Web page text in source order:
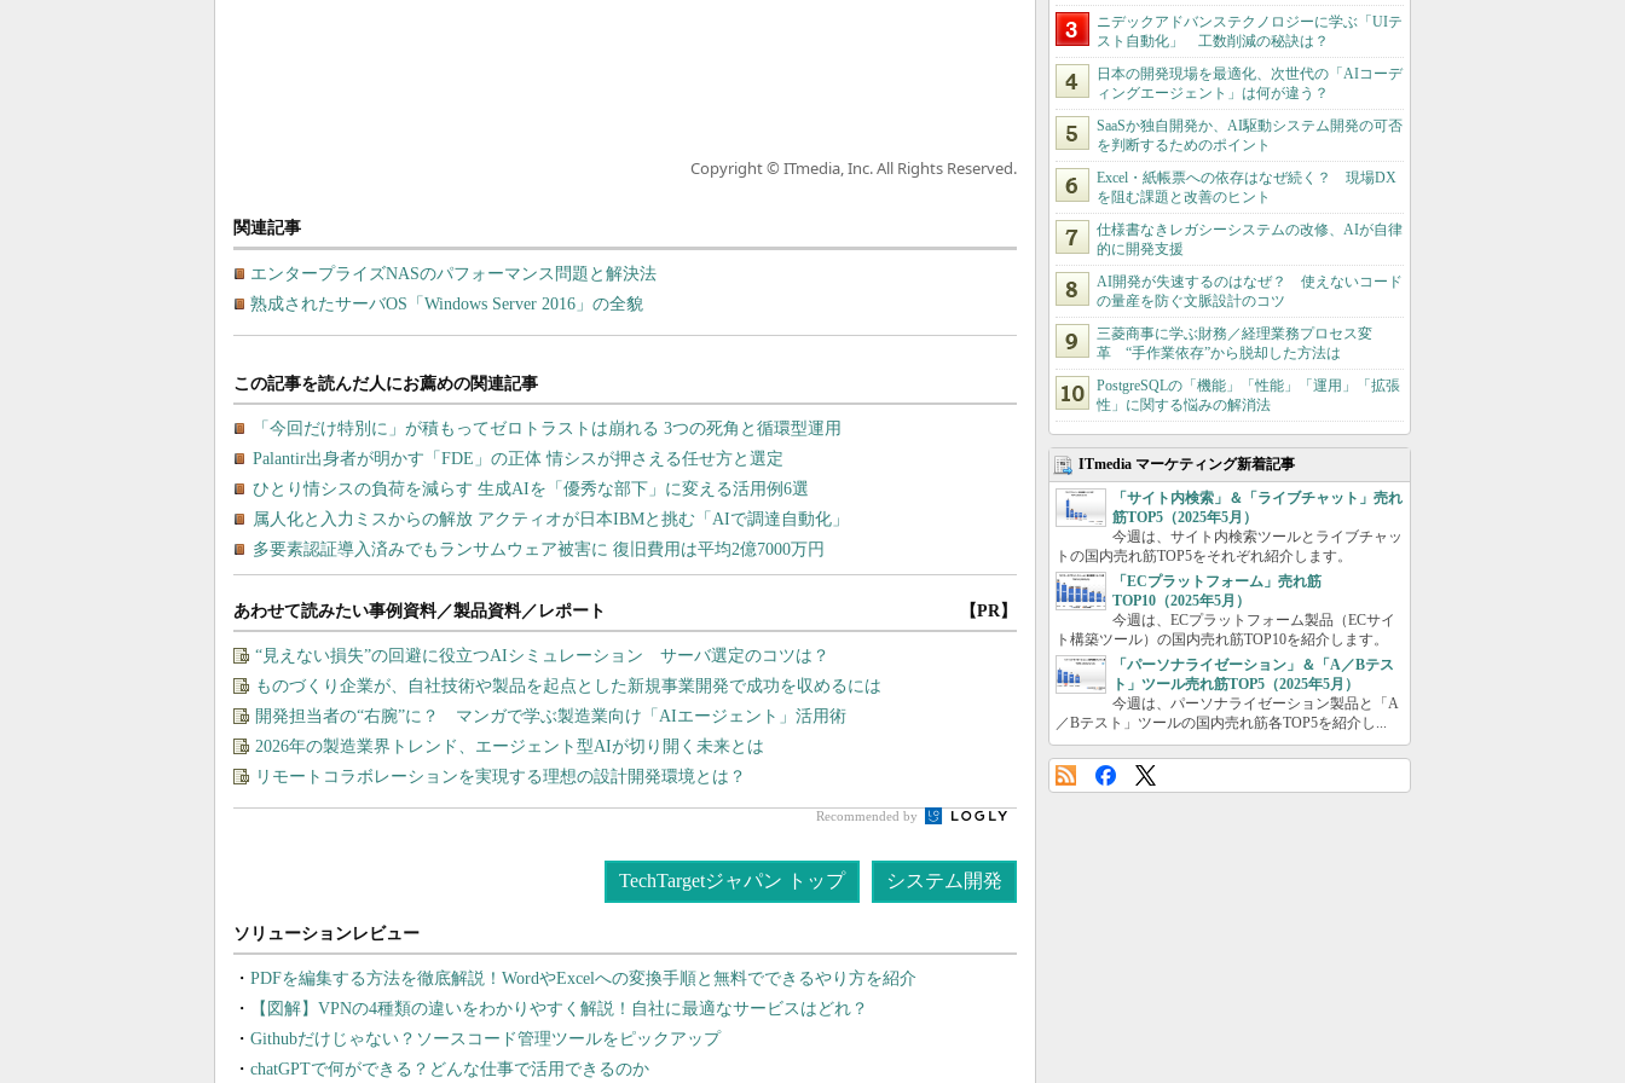
Copyright © ITmedia, Inc. All Rights Reserved.
関連記事
エンタープライズNASのパフォーマンス問題と解決法
熟成されたサーバOS「Windows Server 2016」の全貌
あわせて読みたい事例資料／製品資料／レポート 【PR】
“見えない損失”の回避に役立つAIシミュレーション サーバ選定のコツは？
ものづくり企業が、自社技術や製品を起点とした新規事業開発で成功を収めるには
開発担当者の“右腕”に？ マンガで学ぶ製造業向け「AIエージェント」活用術
2026年の製造業界トレンド、エージェント型AIが切り開く未来とは
リモートコラボレーションを実現する理想の設計開発環境とは？
Recommended by
TechTargetジャパン トップ システム開発
PDFを編集する方法を徹底解説！WordやExcelへの変換手順と無料でできるやり方を紹介
【図解】VPNの4種類の違いをわかりやすく解説！自社に最適なサービスはどれ？
Githubだけじゃない？ソースコード管理ツールをピックアップ
chatGPTで何ができる？どんな仕事で活用できるのか
ニデックアドバンステクノロジーに学ぶ「UIテ
スト自動化」 工数削減の秘訣は？
日本の開発現場を最適化、次世代の「AIコーデ
ィングエージェント」は何が違う？
SaaSか独自開発か、AI駆動システム開発の可否
を判断するためのポイント
Excel・紙帳票への依存はなぜ続く？ 現場DX
を阻む課題と改善のヒント
仕様書なきレガシーシステムの改修、AIが自律
的に開発支援
AI開発が失速するのはなぜ？ 使えないコード
の量産を防ぐ文脈設計のコツ
三菱商事に学ぶ財務／経理業務プロセス変
革 “手作業依存”から脱却した方法は
PostgreSQLの「機能」「性能」「運用」「拡張
性」に関する悩みの解消法
ITmedia マーケティング新着記事
「サイト内検索」＆「ライブチャット」売れ
筋TOP5（2025年5月）
今週は、サイト内検索ツールとライブチャッ
トの国内売れ筋TOP5をそれぞれ紹介します。
「ECプラットフォーム」売れ筋
TOP10（2025年5月）
今週は、ECプラットフォーム製品（ECサイ
ト構築ツール）の国内売れ筋TOP10を紹介します。
「パーソナライゼーション」＆「A／Bテス
ト」ツール売れ筋TOP5（2025年5月）
今週は、パーソナライゼーション製品と「A
／Bテスト」ツールの国内売れ筋各TOP5を紹介し...